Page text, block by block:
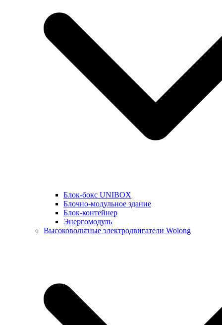
Блок-бокс UNIBOX
Блочно-модульное здание
Блок-контейнер
Энергомодуль
Высоковольтные электродвигатели Wolong